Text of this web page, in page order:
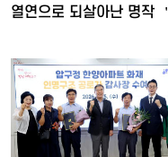
열연으로 되살아난 명작 ＇